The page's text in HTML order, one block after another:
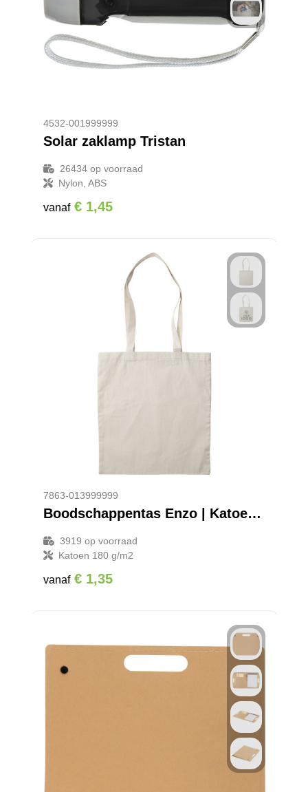
4532-001999999
Solar zaklamp Tristan
26434op voorraad
Nylon, ABS
vanaf € 1,45
7863-013999999
Boodschappentas Enzo | Katoen | 180 g/m²
3919 op voorraad
Katoen 180 g/m2
vanaf € 1,35